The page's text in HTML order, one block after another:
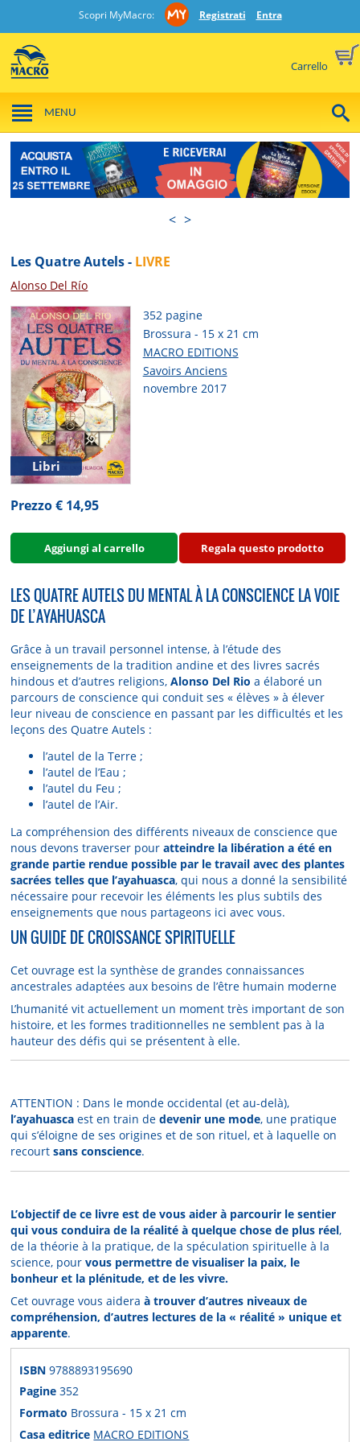
Scopri MyMacro: Registrati Entra
Carrello
MENU
< >
Les Quatre Autels - LIVRE
Alonso Del Río
Libri
352 pagine
Brossura - 15 x 21 cm
MACRO EDITIONS
Savoirs Anciens
novembre 2017
Prezzo € 14,95
Aggiungi al carrello Regala questo prodotto
LES QUATRE AUTELS DU MENTAL À LA CONSCIENCE LA VOIE
DE L’AYAHUASCA
Grâce à un travail personnel intense, à l’étude des
enseignements de la tradition andine et des livres sacrés
hindous et d’autres religions,Alonso Del Rio a élaboré un
parcours de conscience qui conduit ses « élèves » à élever
leur niveau de conscience en passant par les difficultés et les
leçons des Quatre Autels :
l’autel de la Terre ;
l’autel de l’Eau ;
l’autel du Feu ;
l’autel de l’Air.
La compréhension des différents niveaux de conscience que
nous devons traverser pour atteindre la libération a été en
grande partie rendue possible par le travail avec des plantes
sacrées telles que l’ayahuasca, qui nous a donné la sensibilité
nécessaire pour recevoir les éléments les plus subtils des
enseignements que nous partageons ici avec vous.
UN GUIDE DE CROISSANCE SPIRITUELLE
Cet ouvrage est la synthèse de grandes connaissances
ancestrales adaptées aux besoins de l’être humain moderne
L’humanité vit actuellement un moment très important de son
histoire, et les formes traditionnelles ne semblent pas à la
hauteur des défis qui se présentent à elle.
ATTENTION : Dans le monde occidental (et au-delà),
l’ayahuasca est en train de devenir une mode, une pratique
qui s’éloigne de ses origines et de son rituel, et à laquelle on
recourt sans conscience.
L’objectif de ce livre est de vous aider à parcourir le sentier
qui vous conduira de la réalité à quelque chose de plus réel,
de la théorie à la pratique, de la spéculation spirituelle à la
science, pourvous permettre de visualiser la paix, le
bonheur et la plénitude, et de les vivre.
Cet ouvrage vous aidera à trouver d’autres niveaux de
compréhension, d’autres lectures de la « réalité » unique et
apparente.
ISBN9788893195690
Pagine352
Formato Brossura - 15 x 21 cm
Casa editrice MACRO EDITIONS